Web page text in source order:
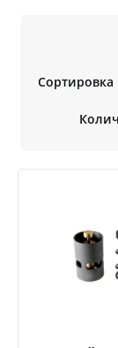
Сортировка
Быстрый